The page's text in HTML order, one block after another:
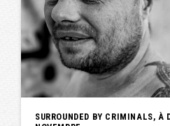
SURROUNDED BY CRIMINALS, À